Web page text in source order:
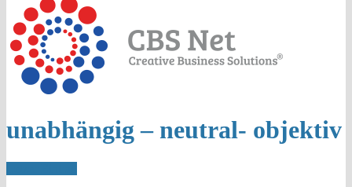
unabhängig – neutral- objektiv